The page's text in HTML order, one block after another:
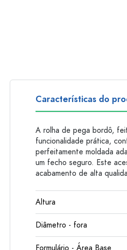
Características do
A rolha de pega bordô,
funcionalidade prática,
perfeitamente moldada
um fecho seguro. Este
acabamento de alta
Altura
Diâmetro - fora